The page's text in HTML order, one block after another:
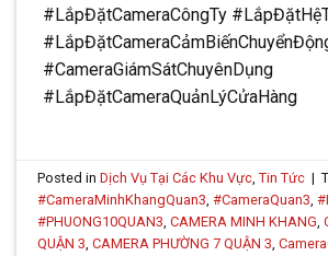
#LắpĐặtCameraCôngTy
#CameraGiámSátChuyênDụng
#LắpĐặtCameraQuảnLýCửaHàng
Posted inDịch Vụ Tại Các Khu Vực,Tin Tức |
#CameraMinhKhangQuan3,#CameraQuan3,
#PHUONG10QUAN3,CAMERA MINH KHANG,
QUẬN 3,CAMERA PHƯỜNG 7 QUẬN 3,